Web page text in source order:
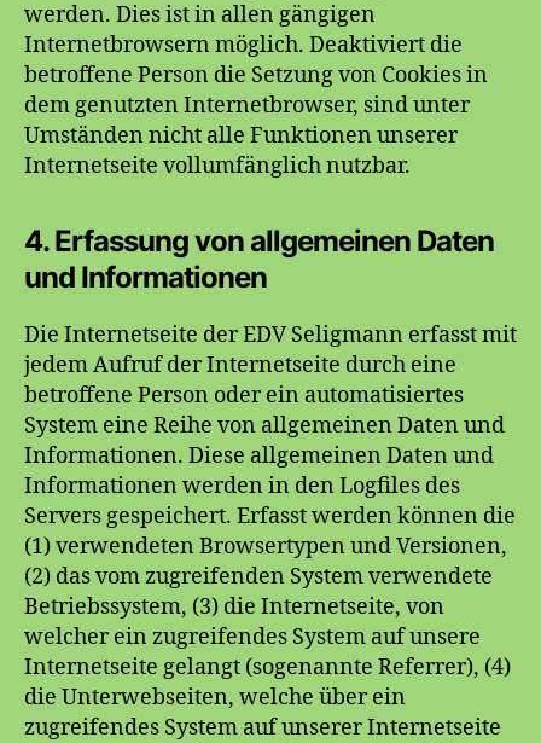
werden. Dies ist in allen gängigen
Internetbrowsern möglich. Deaktiviert die
betroffene Person die Setzung von Cookies in
dem genutzten Internetbrowser, sind unter
Umständen nicht alle Funktionen unserer
Internetseite vollumfänglich nutzbar.
4. Erfassung von allgemeinen Daten
und Informationen
Die Internetseite der EDV Seligmann erfasst mit
jedem Aufruf der Internetseite durch eine
betroffene Person oder ein automatisiertes
System eine Reihe von allgemeinen Daten und
Informationen. Diese allgemeinen Daten und
Informationen werden in den Logfiles des
Servers gespeichert. Erfasst werden können die
(1) verwendeten Browsertypen und Versionen,
(2) das vom zugreifenden System verwendete
Betriebssystem, (3) die Internetseite, von
welcher ein zugreifendes System auf unsere
Internetseite gelangt (sogenannte Referrer), (4)
die Unterwebseiten, welche über ein
zugreifendes System auf unserer Internetseite